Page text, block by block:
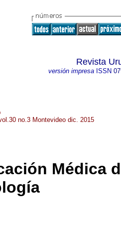
Revista
versión impresaISSN
no.3 Montevideo dic. 2015
Médica